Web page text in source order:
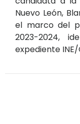
Nuevo León,
el marco del
2023-2024,
expediente